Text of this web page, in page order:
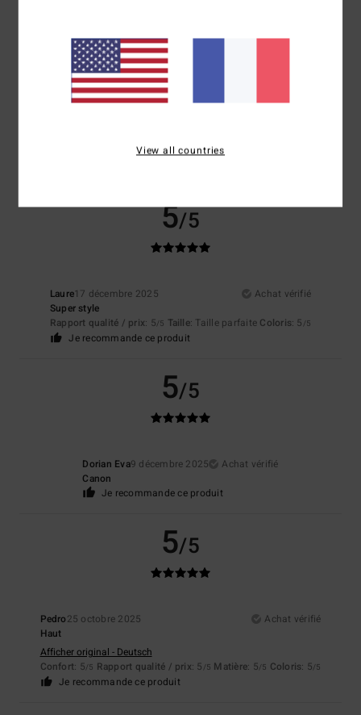
Taille
Trop petit Trop grand
Matière
5/5
Laure17 décembre 2025
Achat vérifié
Super style
Rapport qualité / prix: 5/5 Taille: Taille parfaite Coloris: 5 /5
Je recommande ce produit
5/5
Dorian Eva9 décembre 2025
Achat vérifié
Canon
Je recommande ce produit
5/5
Pedro25 octobre 2025
Achat vérifié
Haut
Afficher original - Deutsch
Confort: 5/5 Rapport qualité / prix: 5 /5 Matière: 5/5 Coloris: 5/5
Je recommande ce produit
View all countries